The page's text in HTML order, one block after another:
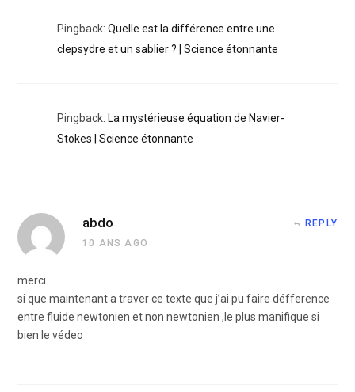
Pingback: Quelle est la différence entre une
clepsydre et un sablier ? | Science étonnante
Pingback: La mystérieuse équation de Navier-
Stokes | Science étonnante
abdo
10 ANS AGO
REPLY
merci
si que maintenant a traver ce texte que j’ai pu faire défference
entre fluide newtonien et non newtonien ,le plus manifique si
bien le védeo